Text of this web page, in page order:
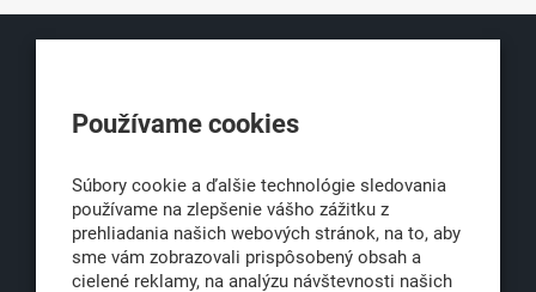
Obchodná 6
office@klub500.sk
Používame cookies
Súbory cookie a ďalšie technológie sledovania
používame na zlepšenie vášho zážitku z
prehliadania našich webových stránok, na to, aby
sme vám zobrazovali prispôsobený obsah a
cielené reklamy, na analýzu návštevnosti našich